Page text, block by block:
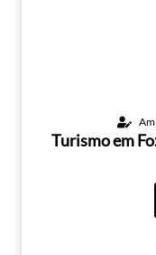
Turismo em